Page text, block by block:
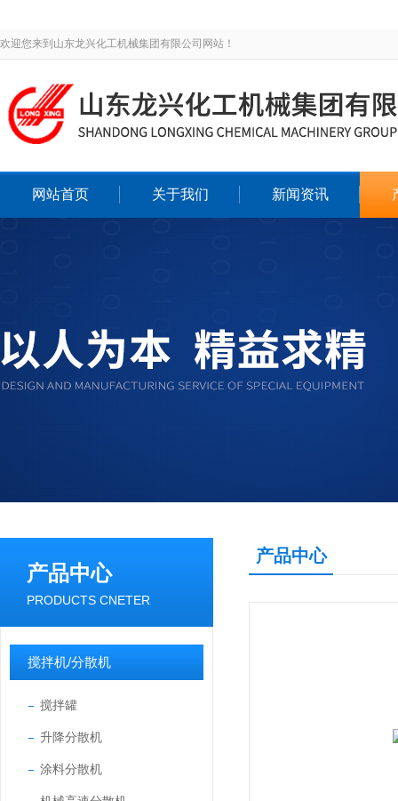
欢迎您来到山东龙兴化工机械集团有限公司网站！
网站首页 关于我们 新闻资讯
产品中心
PRODUCTS CNETER
搅拌机/分散机
搅拌罐
升降分散机
涂料分散机
产品中心